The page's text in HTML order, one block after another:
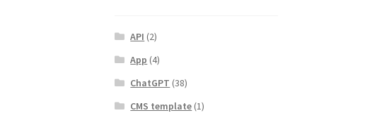
API (2)
App (4)
ChatGPT (38)
CMS template (1)